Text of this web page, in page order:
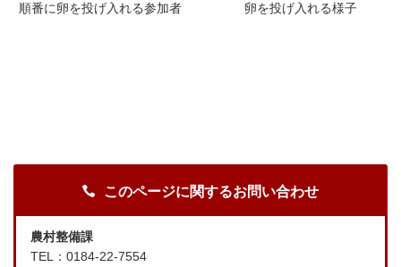
順番に卵を投げ入れる参加者 卵を投げ入れる様子
このページに関するお問い合わせ
農村整備課
TEL：0184-22-7554